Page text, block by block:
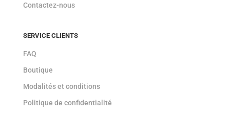
Contactez-nous
SERVICE CLIENTS
FAQ
Boutique
Modalités et conditions
Politique de confidentialité